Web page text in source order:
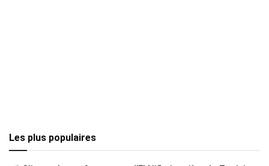
Les plus populaires